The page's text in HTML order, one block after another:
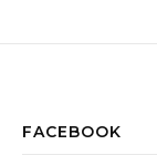
FACEBOOK